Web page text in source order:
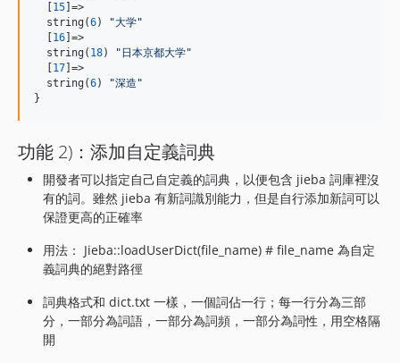
15 ]=>
  string(
6) "大学"
16 ]=>
  string(
18) " 日本京都大学"
17 ]=>
  string(
6) "深造 "
}
功能 2)：添加自定義詞典
開發者可以指定自己自定義的詞典，以便包含 jieba 詞庫裡沒
有的詞。雖然 jieba 有新詞識別能力，但是自行添加新詞可以
保證更高的正確率
用法： Jieba::loadUserDict(file_name) # file_name 為自定
義詞典的絕對路徑
詞典格式和 dict.txt 一樣，一個詞佔一行；每一行分為三部
分，一部分為詞語，一部分為詞頻，一部分為詞性，用空格隔
開